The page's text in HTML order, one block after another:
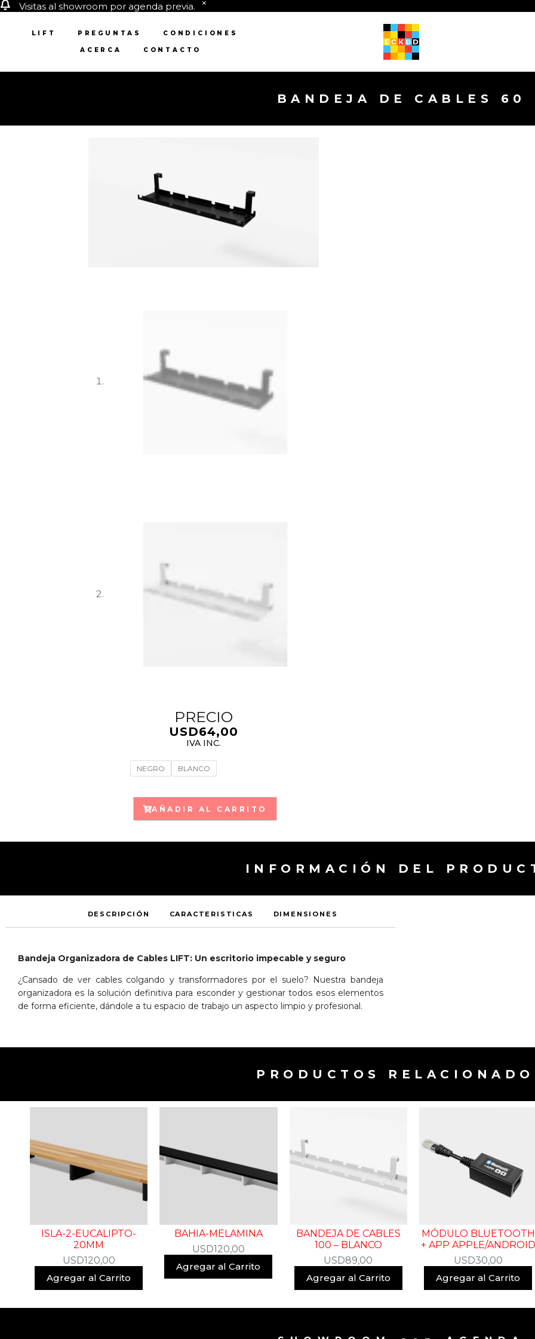
Visitas al showroom por agenda previa.
LIFT PREGUNTAS CONDICIONES
ACERCA CONTACTO
BANDEJA DE CABLES 60
PRECIO
USD64,00
IVA INC.
NEGRO BLANCO
AÑADIR AL CARRITO
INFORMACIÓN DEL
DESCRIPCIÓN CARACTERISTICAS DIMENSIONES
Bandeja Organizadora de Cables LIFT: Un escritorio impecable y seguro
¿Cansado de ver cables colgando y transformadores por el suelo? Nuestra bandeja
organizadora es la solución definitiva para esconder y gestionar todos esos elementos
de forma eficiente, dándole a tu espacio de trabajo un aspecto limpio y profesional.
PRODUCTOS
ISLA-2-EUCALIPTO-
20MM
USD120,00
Agregar al Carrito
BAHIA-MELAMINA
USD120,00
Agregar al Carrito
BANDEJA DE CABLES
100 – BLANCO
USD89,00
Agregar al Carrito
MÓDULO BLUETOOTH
+ APP APPLE/ANDROID
USD30,00
Agregar al Carrito